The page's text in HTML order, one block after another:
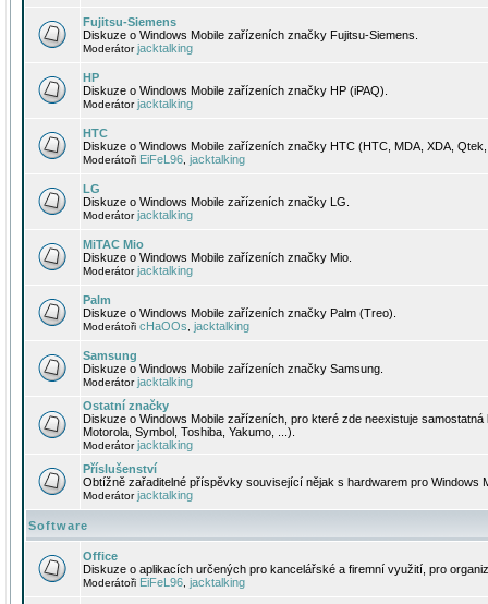
Fujitsu-Siemens
Diskuze o Windows Mobile zařízeních značky Fujitsu-Siemens.
Moderátorjacktalking
HP
Diskuze o Windows Mobile zařízeních značky HP (iPAQ).
Moderátorjacktalking
HTC
Diskuze o Windows Mobile zařízeních značky HTC (HTC, MDA, XDA,
Moderátoři EiFeL96 jacktalking
LG
Diskuze o Windows Mobile zařízeních značky LG.
Moderátorjacktalking
MiTAC Mio
Diskuze o Windows Mobile zařízeních značky Mio.
Moderátorjacktalking
Palm
Diskuze o Windows Mobile zařízeních značky Palm (Treo).
Moderátoři cHaOOs jacktalking
Samsung
Diskuze o Windows Mobile zařízeních značky Samsung.
Moderátorjacktalking
Ostatní značky
Diskuze o Windows Mobile zařízeních, pro které zde neexistuje
Motorola, Symbol, Toshiba, Yakumo, ...).
Moderátorjacktalking
Příslušenství
Obtížně zařaditelné příspěvky související nějak s hardwarem pro Windows
Moderátorjacktalking
Software
Office
Diskuze o aplikacích určených pro kancelářské a firemní využití, pro
Moderátoři EiFeL96 jacktalking